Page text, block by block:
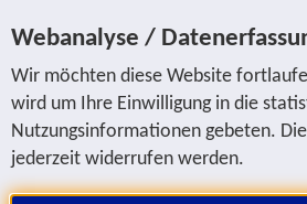
Webanalyse /
Wir möchten diese Website
wird um Ihre Einwilligung in die
Nutzungsinformationen gebeten.
jederzeit widerrufen werden.